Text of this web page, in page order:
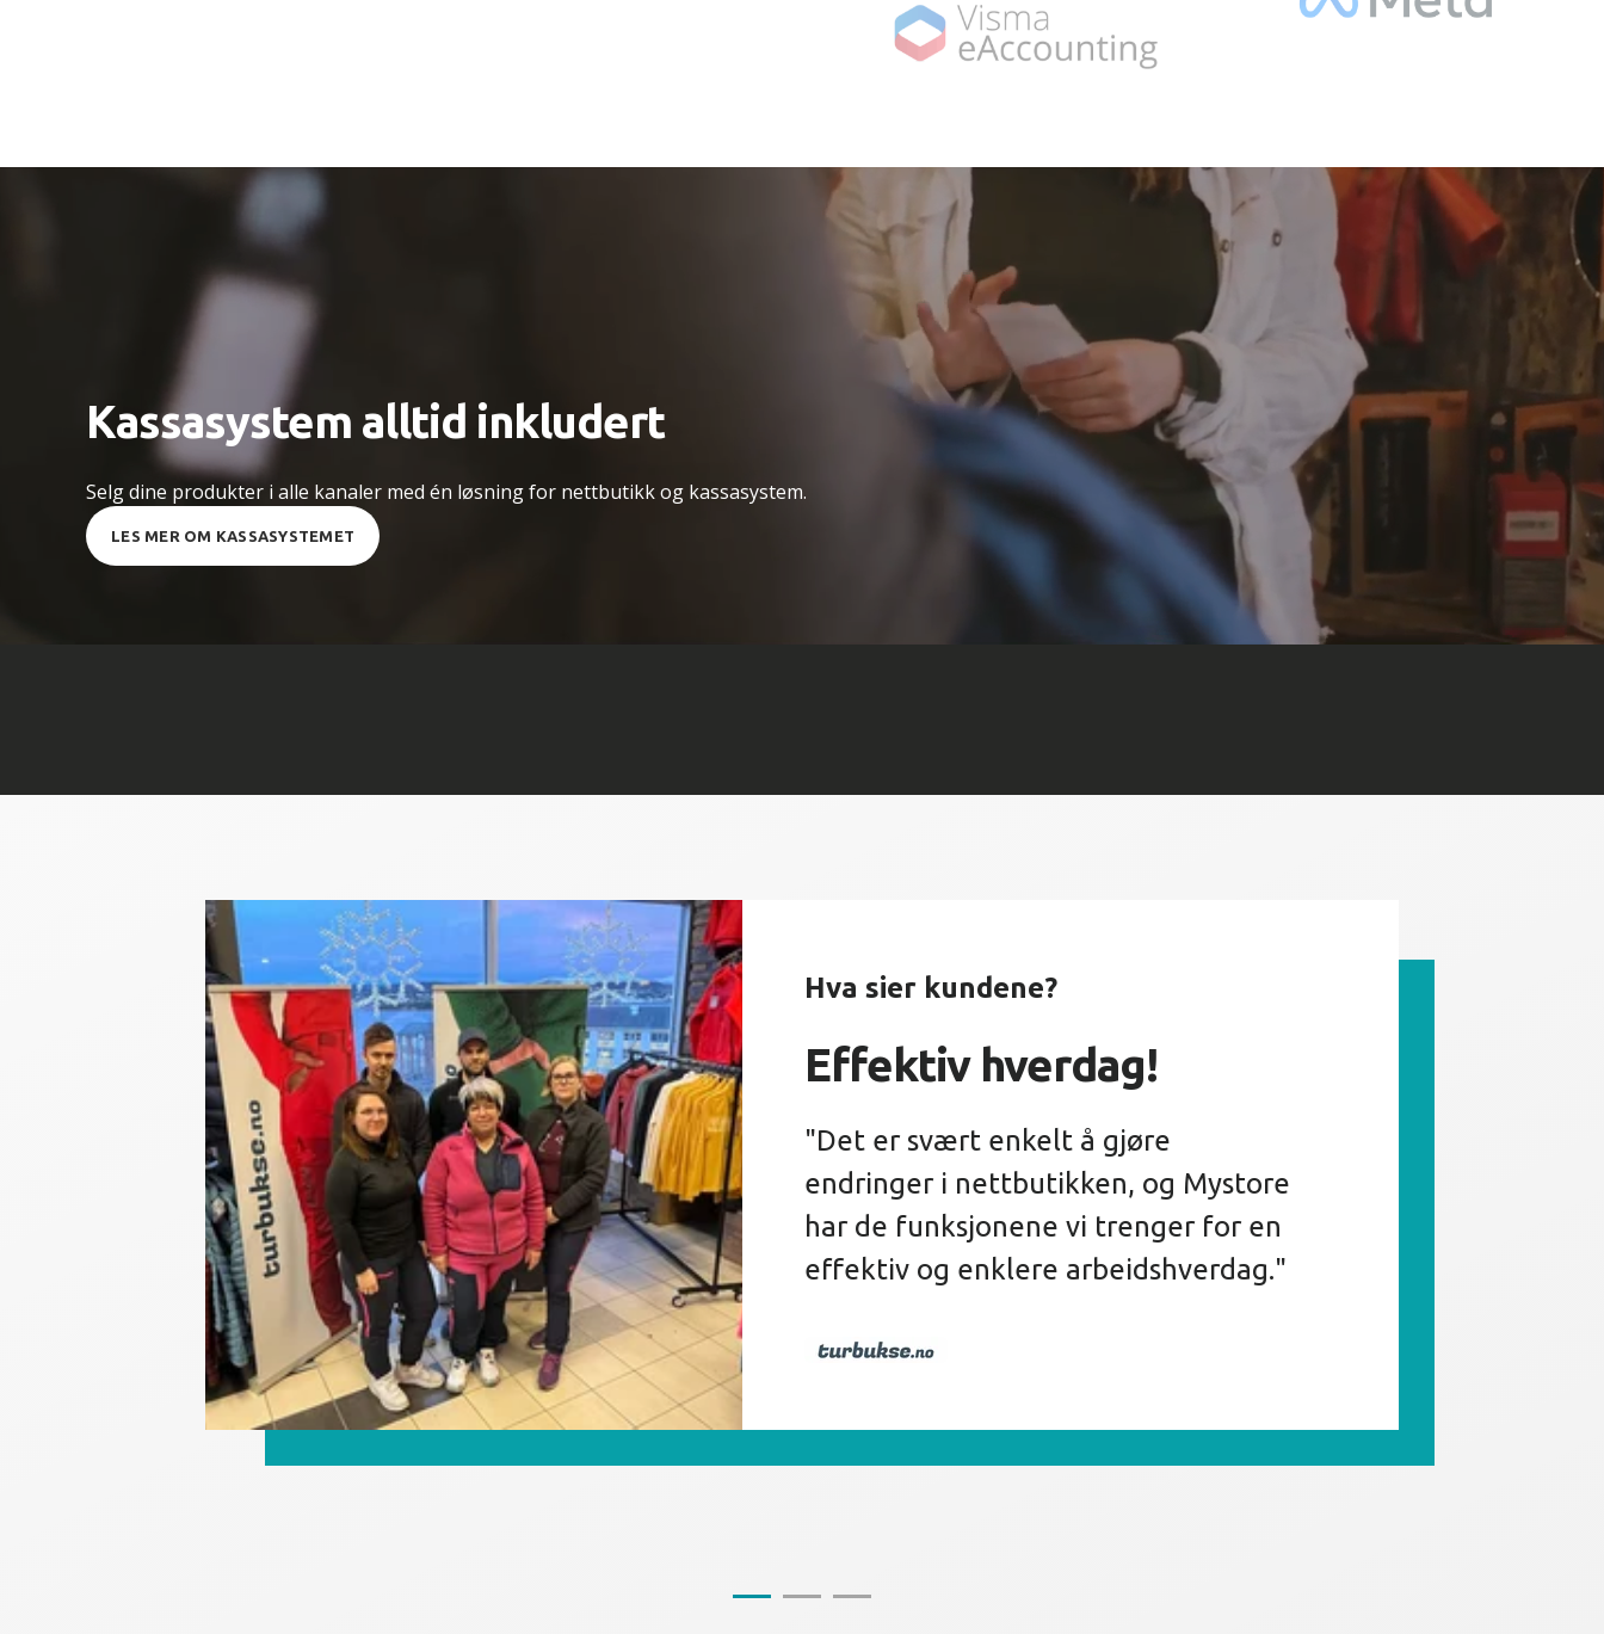
Kassasystem alltid inkludert
Selg dine produkter i alle kanaler med én løsning for nettbutikk og kassasystem.
LES MER OM KASSASYSTEMET
Hva sier kundene?
Effektiv hverdag!
"Det er svært enkelt å gjøre
endringer i nettbutikken, og Mystore
har de funksjonene vi trenger for en
effektiv og enklere arbeidshverdag."